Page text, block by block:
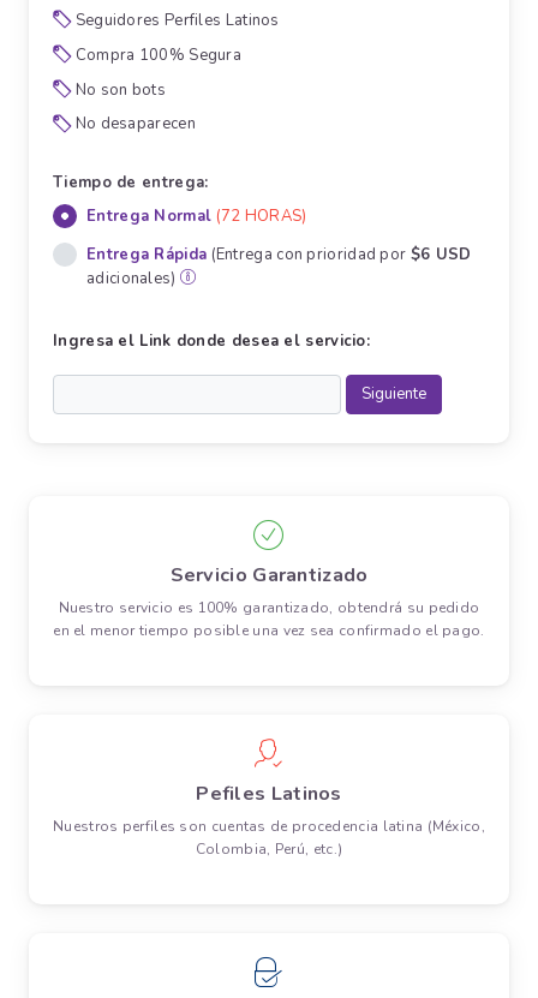
Seguidores Perfiles Latinos
Compra 100% Segura
No son bots
No desaparecen
Tiempo de entrega:
Entrega Normal (72 HORAS)
Entrega Rápida (Entrega con prioridad por $6 USD
adicionales)
Ingresa el Link donde desea el servicio:
Servicio Garantizado
Nuestro servicio es 100% garantizado, obtendrá su pedido
en el menor tiempo posible una vez sea confirmado el pago.
Pefiles Latinos
Nuestros perfiles son cuentas de procedencia latina (México,
Colombia, Perú, etc.)